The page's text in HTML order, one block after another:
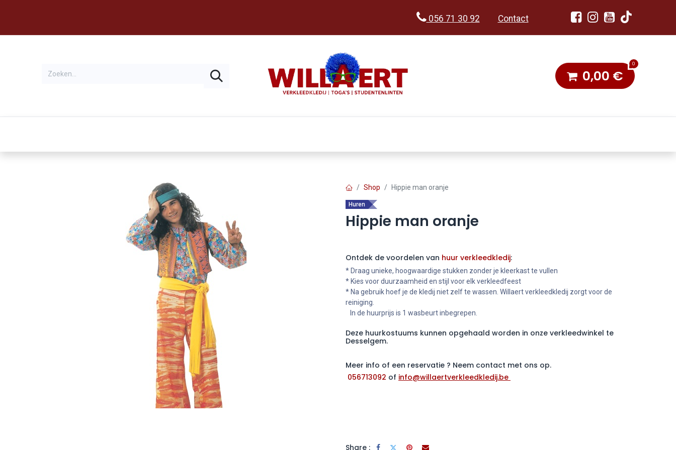
056 71 30 92 Contact
0
0,00 €
Shop Hippie man oranje
Huren
Hippie man oranje
Ontdek de voordelen van huur verkleedkledij:
* Draag unieke, hoogwaardige stukken zonder je kleerkast te vullen
* Kies voor duurzaamheid en stijl voor elk verkleedfeest
* Na gebruik hoef je de kledij niet zelf te wassen. Willaert verkleedkledij zorgt voor de
reiniging.
In de huurprijs is 1 wasbeurt inbegrepen.
Deze huurkostuums kunnen opgehaald worden in onze verkleedwinkel te
Desselgem.
Meer info of een reservatie ? Neem contact met ons op.
056713092 of info@willaertverkleedkledij.be
Share :